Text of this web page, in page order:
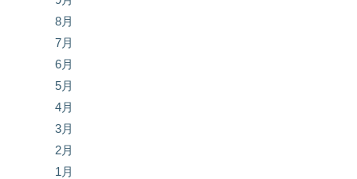
8月
7月
6月
5月
4月
3月
2月
1月